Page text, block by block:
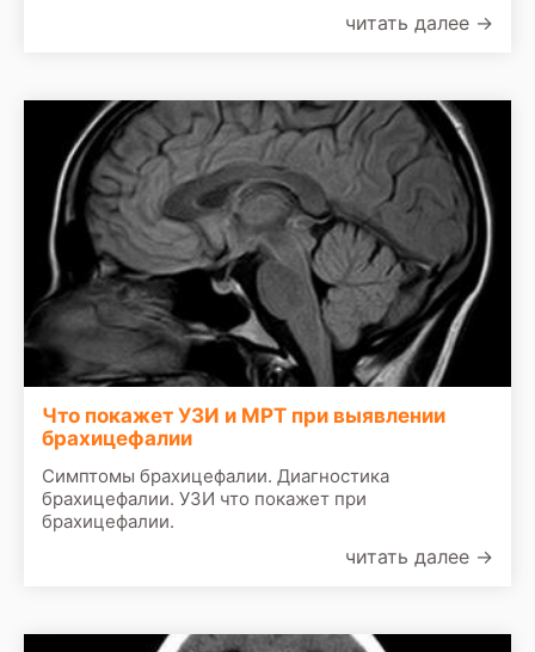
читать далее →
Что покажет УЗИ и МРТ при выявлении
брахицефалии
Симптомы брахицефалии. Диагностика
брахицефалии. УЗИ что покажет при
брахицефалии.
читать далее →